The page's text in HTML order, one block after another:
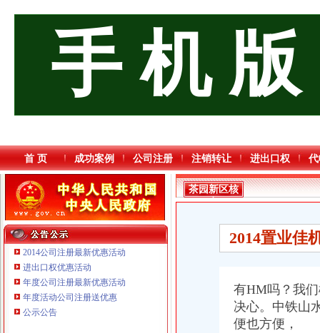
手 机 版
首 页 成功案例 公司注册 注销转让 进出口权
2014公司注册最新优惠活动
进出口权优惠活动
年度公司注册最新优惠活动
年度活动公司注册送优惠
公示公告
茶园新区核
名
2014置业佳
有HM吗？我
决心。中铁山
便也方便，